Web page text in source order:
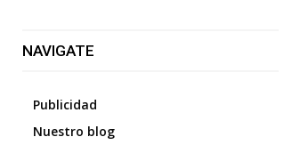
NAVIGATE
Publicidad
Nuestro blog